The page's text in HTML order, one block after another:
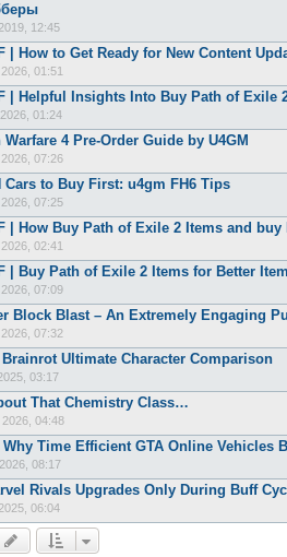
12:45
| How to Get Ready for New Content
01:51
| Helpful Insights Into Buy Path of Exile
01:24
Warfare 4 Pre-Order Guide by U4GM
07:26
Cars to Buy First: u4gm FH6 Tips
07:25
| How Buy Path of Exile 2 Items and
02:41
| Buy Path of Exile 2 Items for Better Item
07:09
Block Blast – An Extremely Engaging
07:32
Ultimate Character Comparison
03:17
That Chemistry Class…
04:48
Why Time Efficient GTA Online Vehicles
08:17
Rivals Upgrades Only During Buff
06:04